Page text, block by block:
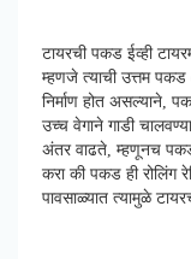
टायरची पकड ईव्ही
म्हणजे त्याची उत्तम
निर्माण होत असल्याने,
उच्च वेगाने गाडी
अंतर वाढते, म्हणूनच पकड
करा की पकड ही रोलिंग
पावसाळ्यात त्यामुळे